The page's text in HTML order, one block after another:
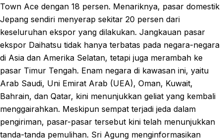
Town Ace dengan 18 persen. Menariknya, pasar domestik
Jepang sendiri menyerap sekitar 20 persen dari
keseluruhan ekspor yang dilakukan. Jangkauan pasar
ekspor Daihatsu tidak hanya terbatas pada negara-negara
di Asia dan Amerika Selatan, tetapi juga merambah ke
pasar Timur Tengah. Enam negara di kawasan ini, yaitu
Arab Saudi, Uni Emirat Arab (UEA), Oman, Kuwait,
Bahrain, dan Qatar, kini menunjukkan geliat yang kembali
menggairahkan. Meskipun sempat terjadi jeda dalam
pengiriman, pasar-pasar tersebut kini telah menunjukkan
tanda-tanda pemulihan. Sri Agung menginformasikan